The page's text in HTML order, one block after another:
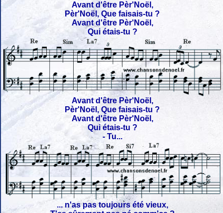
Avant d'être Pèr'Noël,
Pèr'Noël, Que faisais-tu ?
Avant d'être Pèr'Noël,
Qui étais-tu ?
Avant d'être Pèr'Noël,
Pèr'Noël, Que faisais-tu ?
Avant d'être Pèr'Noël,
Qui étais-tu ?
- Tu...
... n'as pas toujours été vieux,